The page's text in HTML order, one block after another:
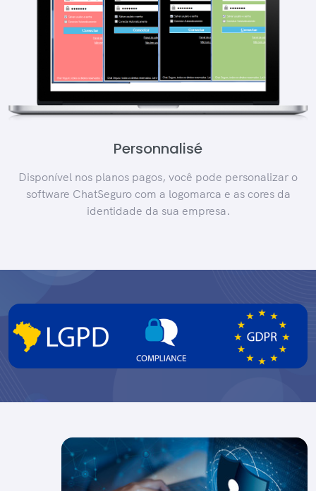
Personnalisé
Disponível nos planos pagos, você pode personalizar o
software ChatSeguro com a logomarca e as cores da
identidade da sua empresa.